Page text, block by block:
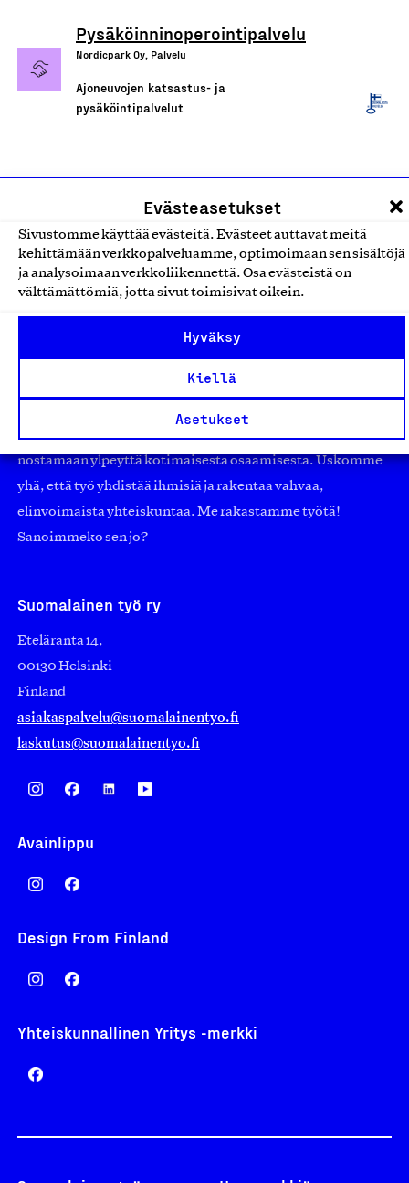
Evästeasetukset
Sivustomme käyttää evästeitä. Evästeet auttavat meitä
kehittämään verkkopalveluamme, optimoimaan sen sisältöjä
ja analysoimaan verkkoliikennettä. Osa evästeistä on
välttämättömiä, jotta sivut toimisivat oikein.
Hyväksy
Kiellä
Asetukset
Pysäköinninoperointipalvelu
Nordicpark Oy, Palvelu
Ajoneuvojen katsastus- ja
pysäköintipalvelut
työmarkkinajärjestöistä riippumaton yhdistys.
Jäseninämme on koko suomalaisen yhteiskunnan kirjo
pienistä pajoista ja yhteisöistä kansainvälisiin
edistämään suomalaista työtä ja teollisuutta sekä
nostamaan ylpeyttä kotimaisesta osaamisesta. Uskomme
yhä, että työ yhdistää ihmisiä ja rakentaa vahvaa,
elinvoimaista yhteiskuntaa. Me rakastamme työtä!
Sanoimmeko sen jo?
Suomalainen työ ry
Eteläranta 14,
00130 Helsinki
Finland
asiakaspalvelu@suomalainentyo.fi
laskutus@suomalainentyo.fi
Avainlippu
Design From Finland
Yhteiskunnallinen Yritys -merkki